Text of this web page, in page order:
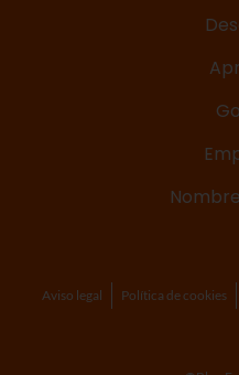
Aviso legal Política de cookies